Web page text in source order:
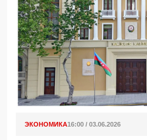
ЭКОНОМИКА16:00 / 03.06.2026